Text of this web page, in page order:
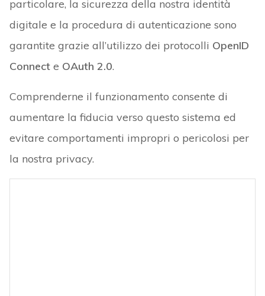
particolare, la sicurezza della nostra identità
digitale e la procedura di autenticazione sono
garantite grazie all’utilizzo dei protocolli OpenID
Connect e OAuth 2.0.
Comprenderne il funzionamento consente di
aumentare la fiducia verso questo sistema ed
evitare comportamenti impropri o pericolosi per
la nostra privacy.